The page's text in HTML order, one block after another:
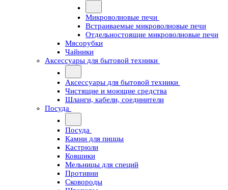
Микроволновые печи
Встраиваемые микроволновые печи
Отдельностоящие микроволновые печи
Мясорубки
Чайники
Аксессуары для бытовой техники
Аксессуары для бытовой техники
Чистящие и моющие средства
Шланги, кабели, соединители
Посуда
Посуда
Камни для пиццы
Кастрюли
Ковшики
Мельницы для специй
Противни
Сковороды